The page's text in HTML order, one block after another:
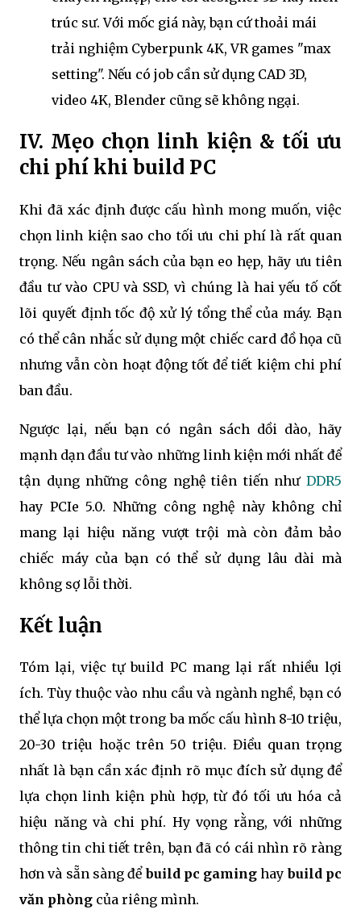
trúc sư. Với mốc giá này, bạn cứ thoải mái
trải nghiệm Cyberpunk 4K, VR games "max
setting". Nếu có job cần sử dụng CAD 3D,
video 4K, Blender cũng sẽ không ngại.
IV. Mẹo chọn linh kiện & tối ưu
chi phí khi build PC
Khi đã xác định được cấu hình mong muốn, việc
chọn linh kiện sao cho tối ưu chi phí là rất quan
trọng. Nếu ngân sách của bạn eo hẹp, hãy ưu tiên
đầu tư vào CPU và SSD, vì chúng là hai yếu tố cốt
lõi quyết định tốc độ xử lý tổng thể của máy. Bạn
có thể cân nhắc sử dụng một chiếc card đồ họa cũ
nhưng vẫn còn hoạt động tốt để tiết kiệm chi phí
ban đầu.
Ngược lại, nếu bạn có ngân sách dồi dào, hãy
mạnh dạn đầu tư vào những linh kiện mới nhất để
tận dụng những công nghệ tiên tiến như DDR5
hay PCIe 5.0. Những công nghệ này không chỉ
mang lại hiệu năng vượt trội mà còn đảm bảo
chiếc máy của bạn có thể sử dụng lâu dài mà
không sợ lỗi thời.
Kết luận
Tóm lại, việc tự build PC mang lại rất nhiều lợi
ích. Tùy thuộc vào nhu cầu và ngành nghề, bạn có
thể lựa chọn một trong ba mốc cấu hình 8-10 triệu,
20-30 triệu hoặc trên 50 triệu. Điều quan trọng
nhất là bạn cần xác định rõ mục đích sử dụng để
lựa chọn linh kiện phù hợp, từ đó tối ưu hóa cả
hiệu năng và chi phí. Hy vọng rằng, với những
thông tin chi tiết trên, bạn đã có cái nhìn rõ ràng
hơn và sẵn sàng đểbuild pc gaming haybuild pc
văn phòng của riêng mình.